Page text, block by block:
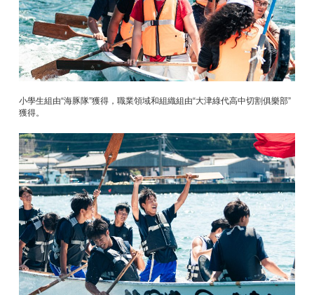
小學生組由“海豚隊”獲得，職業領域和組織組由“大津綠代高中切割俱樂部”
獲得。